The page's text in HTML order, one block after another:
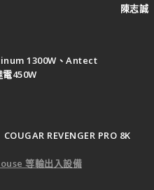
陳志誠
1300W、Antect
450W
REVENGER PRO 8K
等輸出入設備